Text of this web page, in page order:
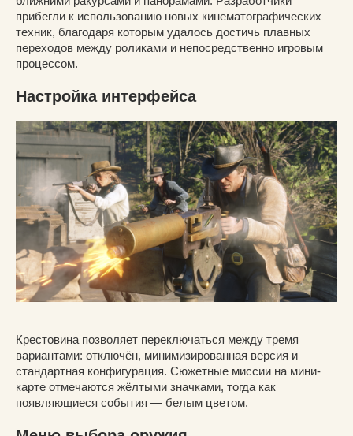
прибегли к использованию новых кинематографических
техник, благодаря которым удалось достичь плавных
переходов между роликами и непосредственно игровым
процессом.
Настройка интерфейса
Крестовина позволяет переключаться между тремя
вариантами: отключён, минимизированная версия и
стандартная конфигурация. Сюжетные миссии на мини-
карте отмечаются жёлтыми значками, тогда как
появляющиеся события — белым цветом.